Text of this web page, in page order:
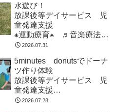
市
水遊び！
放課後等デイサービス 児
童発達支援
⁕運動療育⁕ ♬音楽療法♬
東金市 九十九里町 山武
2026.07.31
5minutes donutsでドーナ
ツ作り体験
放課後等デイサービス 児
童発達支援
⁕運動療育⁕ ♬音楽療法♬
2026.07.28